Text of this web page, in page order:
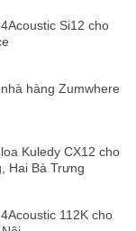
active
every element of
unparalleled
engineered, 15-
driver
at its core.
to be deployed as
or in a variety of
Si12 cho
hàng Zumwhere
Kuledy CX12 cho
Hai Bà Trưng
112K cho